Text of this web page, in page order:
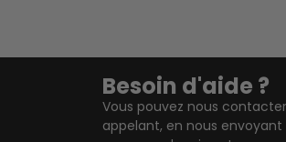
Besoin d'aide ?
Vous pouvez nous
appelant, en nous envoyant